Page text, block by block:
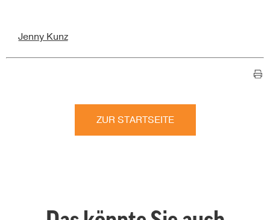
Jenny Kunz
ZUR STARTSEITE